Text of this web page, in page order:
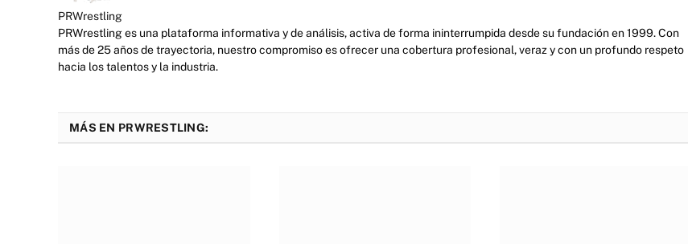
PRWrestling
PRWrestling es una plataforma informativa y de análisis, activa de forma ininterrumpida desde su fundación en 1999. Con
más de 25 años de trayectoria, nuestro compromiso es ofrecer una cobertura profesional, veraz y con un profundo respeto
hacia los talentos y la industria.
MÁS EN PRWRESTLING: